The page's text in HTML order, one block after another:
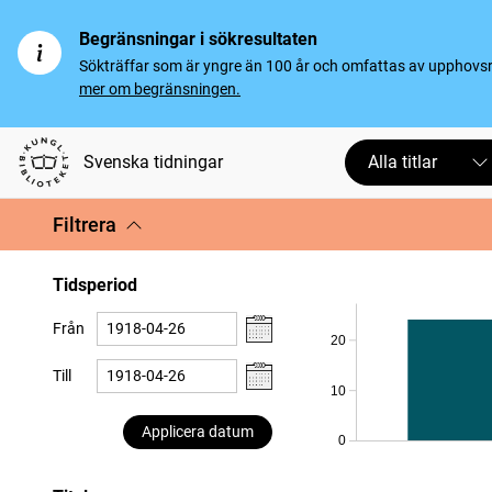
Begränsningar i sökresultaten
Sökträffar som är yngre än 100 år och omfattas av
mer om begränsningen.
Svenska tidningar Alla titlar
Filtrera
Tidsperiod
Från
Till
Applicera datum
0
10
20